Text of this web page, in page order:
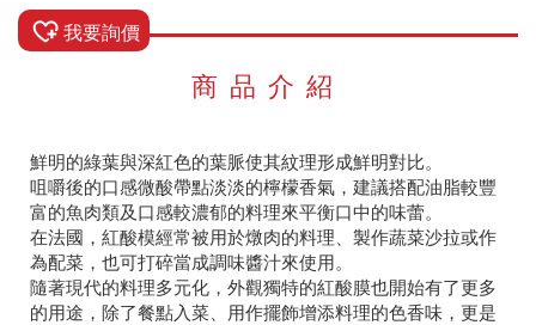
我要詢價
商品介紹
鮮明的綠葉與深紅色的葉脈使其紋理形成鮮明對比。
咀嚼後的口感微酸帶點淡淡的檸檬香氣，建議搭配油脂較豐
富的魚肉類及口感較濃郁的料理來平衡口中的味蕾。
在法國，紅酸模經常被用於燉肉的料理、製作蔬菜沙拉或作
為配菜，也可打碎當成調味醬汁來使用。
隨著現代的料理多元化，外觀獨特的紅酸膜也開始有了更多
的用途，除了餐點入菜、用作擺飾增添料理的色香味，更是